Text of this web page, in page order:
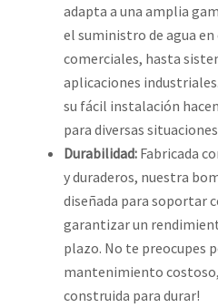
adapta a una amplia
el suministro de agua
comerciales, hasta
aplicaciones
su fácil instalación
para diversas
Durabilidad: Fabricada
y duraderos, nuestra
diseñada para soportar
garantizar un
plazo. No te preocupes
mantenimiento
construida para durar!